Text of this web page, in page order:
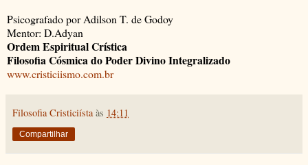
Psicografado por Adilson T. de Godoy
Mentor: D.Adyan
Ordem Espiritual Crística
Filosofia Cósmica do Poder Divino Integralizado
www.cristiciismo.com.br
Filosofia Cristiciísta às 14:11
Compartilhar